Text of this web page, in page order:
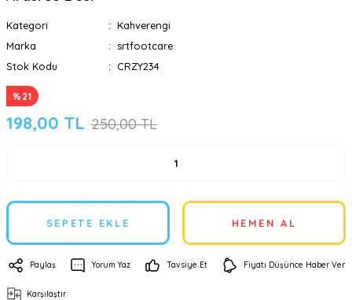
Kategori
Kahverengi
Marka
srtfootcare
Stok Kodu
CRZY234
%21
198,00 TL 250,00 TL
SEPETE EKLE HEMEN AL
Paylaş Yorum Yaz Tavsiye Et Fiyatı Düşünce Haber Ver
Karşılaştır